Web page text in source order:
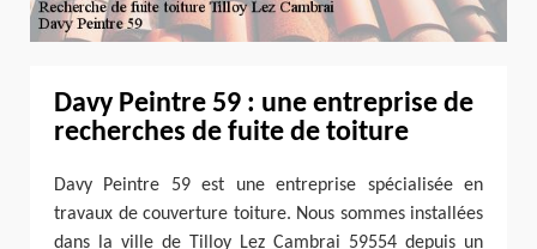
Davy Peintre 59 : une entreprise de
recherches de fuite de toiture
Davy Peintre 59 est une entreprise spécialisée en
travaux de couverture toiture. Nous sommes installées
dans la ville de Tilloy Lez Cambrai 59554 depuis un